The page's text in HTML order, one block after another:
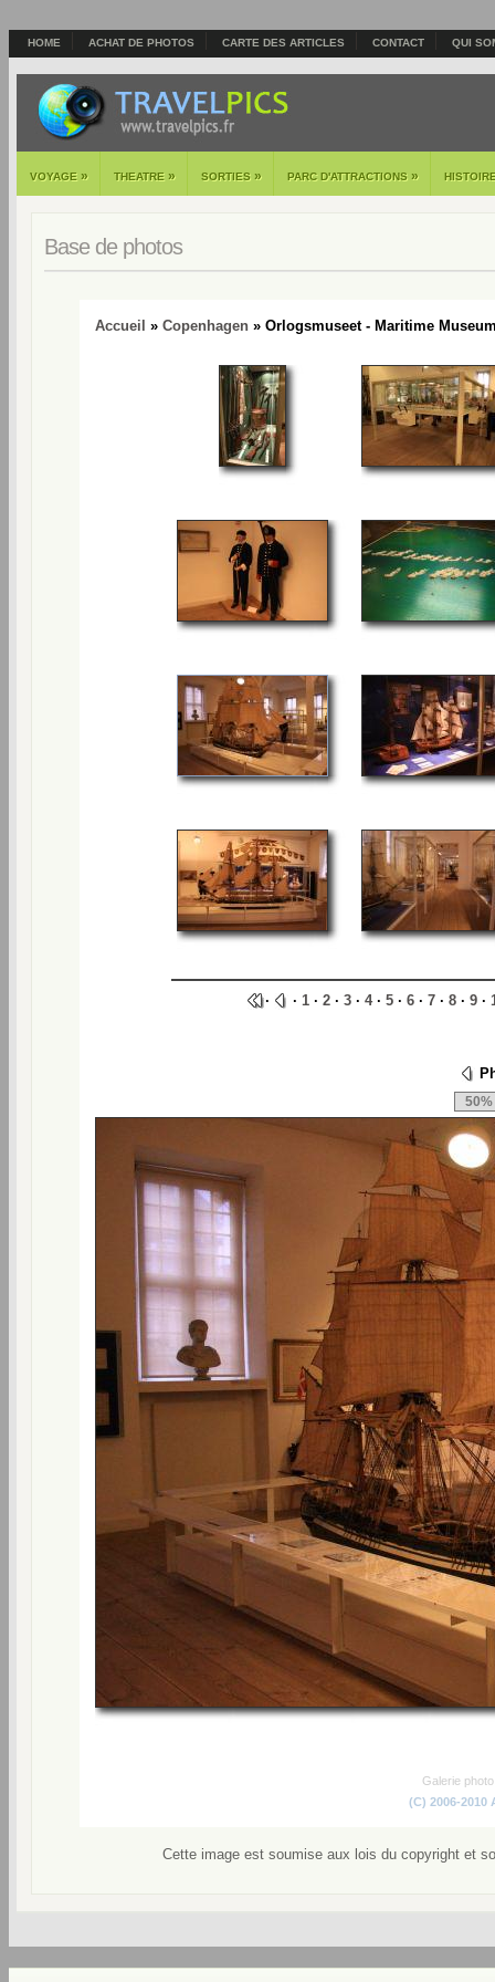
HOME ACHAT DE PHOTOS CARTE DES ARTICLES CONTACT QUI
VOYAGE » THEATRE » SORTIES » PARC D'ATTRACTIONS »
Base de photos
Accueil » Copenhagen » Orlogsmuseet - Maritime
· · 1 · 2 · 3 · 4· 5 · 6 · 7 · 8 · 9 ·
Galerie
(C) 2006-2010
Cette image est soumise aux lois du copyright et